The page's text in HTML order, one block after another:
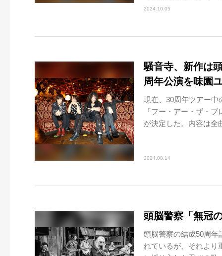
2024.10.05
騒音寺、新作は
周年公演を味園
現在、30周年ツアー中
『フー・アー・ザ・
が決定した。内容は全
2024.08.14
頭脳警察「無冠
頭脳警察の結成50周年
れているが、それより